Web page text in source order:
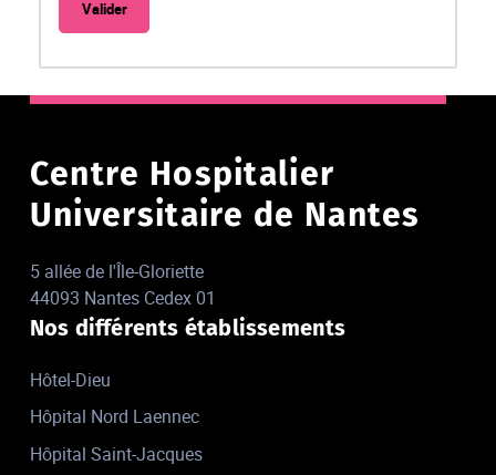
Centre Hospitalier
Universitaire de Nantes
5 allée de l'Île-Gloriette
44093 Nantes Cedex 01
Nos différents établissements
Hôtel-Dieu
Hôpital Nord Laennec
Hôpital Saint-Jacques